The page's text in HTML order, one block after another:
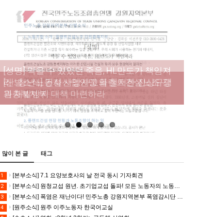
[성명] 막을 수 있었던 죽음, HL만도가 책임져
라 : 청년노동자 사망사고의 철저한 진상규명
과 재발방지 대책 마련하라
[산별소식] 건설산업연맹 플랜트건설노조 강
원충북지부
[강릉,속초,원주,춘천] 폭염감시단 사업 이모저
모
[조합원☆인터뷰] 서비스연맹 전국학교비정
규직노동조합 강원지부 김유미 춘천지회장
[본부소식] 강원지역 노동자 합창단 모임
많이 본 글 태그
1 [본부소식] 7.1 요양보호사의 날 전국 동시 기자회견
2 [본부소식] 원청교섭 원년. 초기업교섭 돌파! 모든 노동자의 노동기본권 쟁취! 민주노총 7.15 총파업대회
3 [본부소식] 폭염은 재난이다! 민주노총 강원지역본부 폭염감시단 선포 기자회견
4 [원주소식] 원주 이주노동자 한국어교실